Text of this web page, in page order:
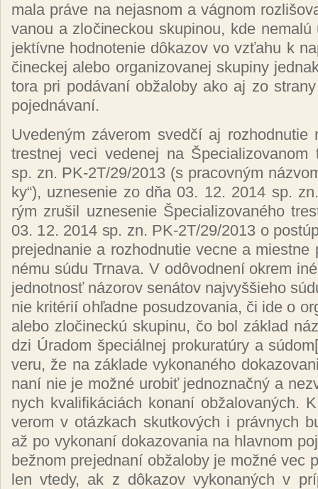
ma­la prá­ve na ne­jas­nom a vág­nom
va­nou a zlo­či­nec­kou sku­pi­nou, kde
jek­tív­ne hod­no­te­nie dô­ka­zov vo vzťa­hu k
či­nec­kej ale­bo or­ga­ni­zo­va­nej sku­pi­ny
to­ra pri po­dá­va­ní ob­ža­lo­by ako aj zo
po­jed­ná­va­ní.
Uve­de­ným zá­ve­rom sved­čí aj roz­hod­nu­tie
tres­tnej ve­ci ve­de­nej na Špe­cia­li­zo­va­nom
sp. zn. PK-2T/29/2013 (s pra­cov­ným
ky“), uz­ne­se­nie zo dňa 03. 12. 2014 sp.
rým zru­šil uz­ne­se­nie Špe­cia­li­zo­va­né­ho
03. 12. 2014 sp. zn. PK-2T/29/2013 o
pre­jed­na­nie a roz­hod­nu­tie vec­ne a
né­mu sú­du Tr­na­va. V od­ôvod­ne­ní ok­rem
jed­not­nosť ná­zo­rov se­ná­tov naj­vyš­šie­ho
nie kri­té­rií oh­ľad­ne po­su­dzo­va­nia, či ide o
ale­bo zlo­či­nec­kú sku­pi­nu, čo bol zá­klad
dzi Úra­dom špe­ciál­nej pro­ku­ra­tú­ry a sú­dom
ve­ru, že na zá­kla­de vy­ko­na­né­ho
na­ní nie je mož­né uro­biť jed­noz­nač­ný a
nych kva­li­fi­ká­ciách ko­na­ní ob­ža­lo­va­ných.
ve­rom v otáz­kach skut­ko­vých i práv­nych
až po vy­ko­na­ní do­ka­zo­va­nia na hlav­nom
bež­nom pre­jed­na­ní ob­ža­lo­by je mož­né vec
len vte­dy, ak z dô­ka­zov vy­ko­na­ných v